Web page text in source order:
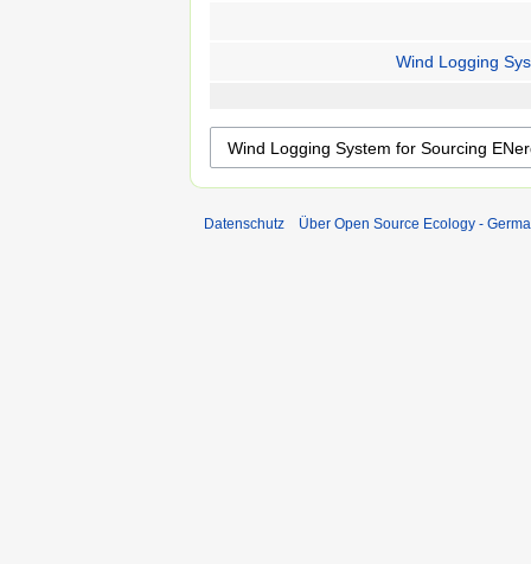
Wind Logging
Datenschutz Über Open Source Ecology -